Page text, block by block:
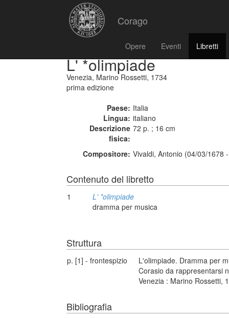
Corago
Opere Eventi Libretti
L' *olimpiade
Venezia, Marino Rossetti, 1734
prima edizione
Paese: Italia
Lingua: italiano
Descrizione
fisica:
72 p. ; 16 cm
Compositore: Vivaldi, Antonio (04/03/1678
Contenuto del libretto
1
L' *olimpiade
dramma per musica
Struttura
p. [1] - frontespizio
L'olimpiade. Dramma per
Corasio da rappresentarsi
Venezia : Marino Rossetti,
Bibliografia